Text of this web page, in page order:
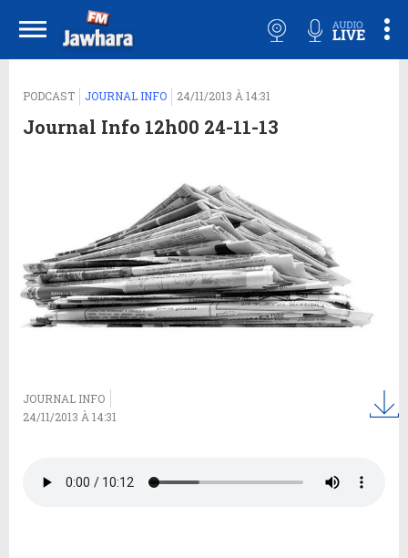
PODCAST JOURNAL INFO 24/11/2013 À 14:31
Journal Info 12h00 24-11-13
JOURNAL INFO
24/11/2013 À 14:31